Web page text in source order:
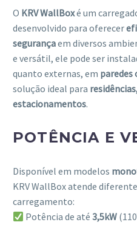
O KRV WallBoxé um
desenvolvido para oferecer
segurançaem diversos
e versátil, ele pode ser
quanto externas, em paredes
solução ideal para
estacionamentos.
POTÊNCIA E
Disponível em modelos
KRV WallBox atende
carregamento:
Potência de até3,5kW